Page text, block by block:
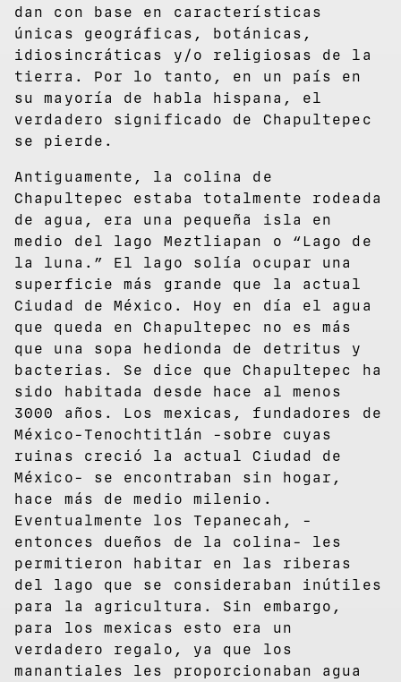
dan con base en características
únicas geográficas, botánicas,
idiosincráticas y/o religiosas de la
tierra. Por lo tanto, en un país en
su mayoría de habla hispana, el
verdadero significado de Chapultepec
se pierde.
Antiguamente, la colina de
Chapultepec estaba totalmente rodeada
de agua, era una pequeña isla en
medio del lago Meztliapan o “Lago de
la luna.” El lago solía ocupar una
superficie más grande que la actual
Ciudad de México. Hoy en día el agua
que queda en Chapultepec no es más
que una sopa hedionda de detritus y
bacterias. Se dice que Chapultepec ha
sido habitada desde hace al menos
3000 años. Los mexicas, fundadores de
México-Tenochtitlán -sobre cuyas
ruinas creció la actual Ciudad de
México- se encontraban sin hogar,
hace más de medio milenio.
Eventualmente los Tepanecah, -
entonces dueños de la colina- les
permitieron habitar en las riberas
del lago que se consideraban inútiles
para la agricultura. Sin embargo,
para los mexicas esto era un
verdadero regalo, ya que los
manantiales les proporcionaban agua